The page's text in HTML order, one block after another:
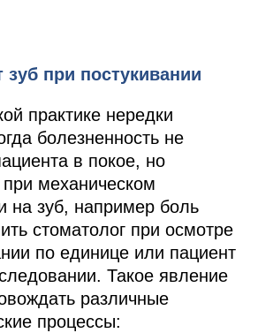
зуб при постукивании
практике нередки
болезненность не
в покое, но
при механическом
на зуб, например боль
стоматолог при осмотре
по единице или пациент
Такое явление
различные
процессы: